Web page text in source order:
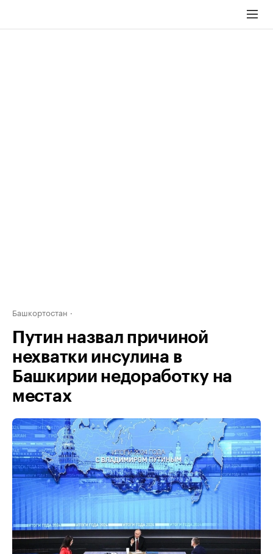
Башкортостан
Путин назвал причиной
нехватки инсулина в
Башкирии недоработку на
местах